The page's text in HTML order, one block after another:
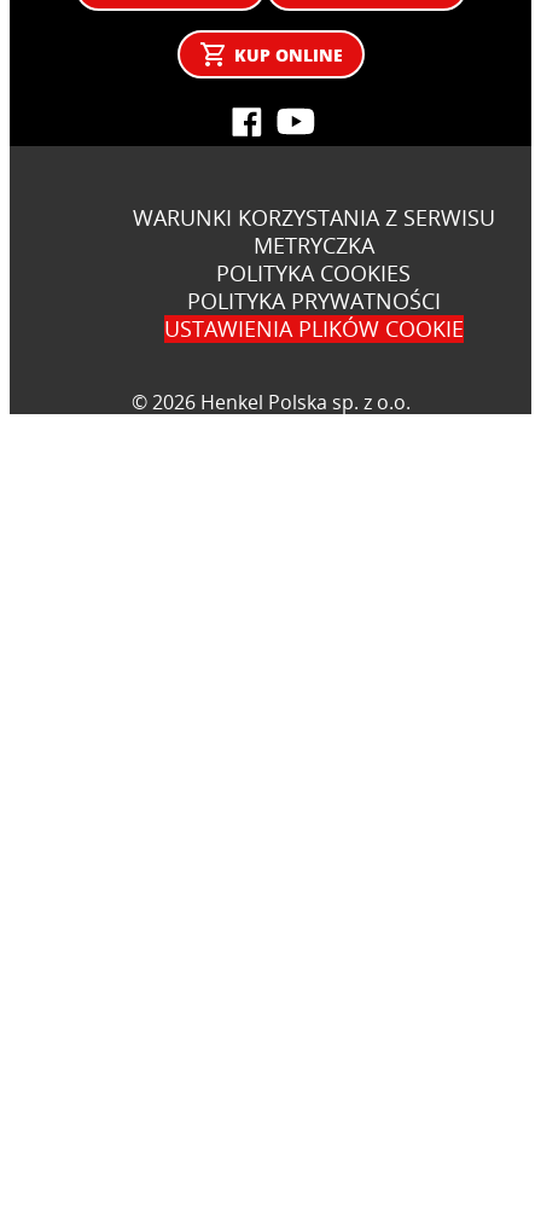
KUP ONLINE
WARUNKI KORZYSTANIA Z SERWISU
METRYCZKA
POLITYKA COOKIES
POLITYKA PRYWATNOŚCI
USTAWIENIA PLIKÓW COOKIE
© 2026 Henkel Polska sp. z o.o.